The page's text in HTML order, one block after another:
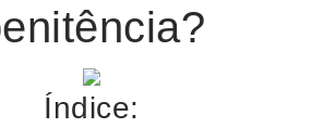
Índice: